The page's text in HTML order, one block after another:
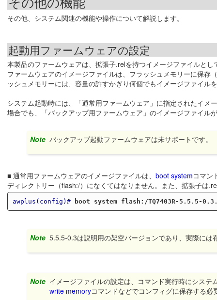
その他、システム関連の機能や操作について解説します。
起動用ファームウェアの設定
本製品のファームウェアは、拡張子.relを持つイメージファイルとし
ファームウェアのイメージファイルは、フラッシュメモリーに保
ッシュメモリーには、容量の許すかぎり何個でもイメージファイル
システム起動時には、「通常用ファームウェア」に指定されたイ
場合でも、「バックアップ用ファームウェア」のイメージファイル
Note バックアップ起動ファームウェアは未サポートです。
■ 通常用ファームウェアのイメージファイルは、 boot systemコマン
ディレクトリー（flash:/）になくてはなりません。また、拡張子は
awplus(config)# boot system flash:/TQ7403R-5.5.5-
Note 5.5.5-0.3は説明用の架空バージョンであり、実際には
Note イメージファイルの設定は、コマンド実行時にシステ
write memoryコマンドなどでコンフィグに保存する必